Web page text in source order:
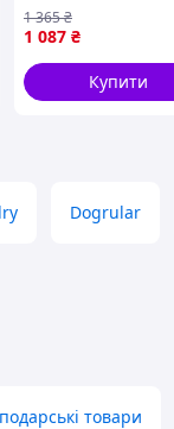
1 087 ₴
1 365₴
Купити
Dogrular
товари